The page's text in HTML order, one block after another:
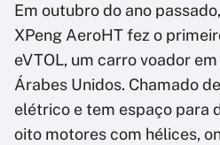
Em outubro do ano
XPeng AeroHT fez o
eVTOL, um carro voador
Árabes Unidos. Chamado
elétrico e tem espaço para
oito motores com hélices,